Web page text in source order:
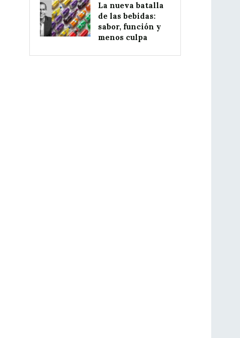
La nueva batalla
de las bebidas:
sabor, función y
menos culpa